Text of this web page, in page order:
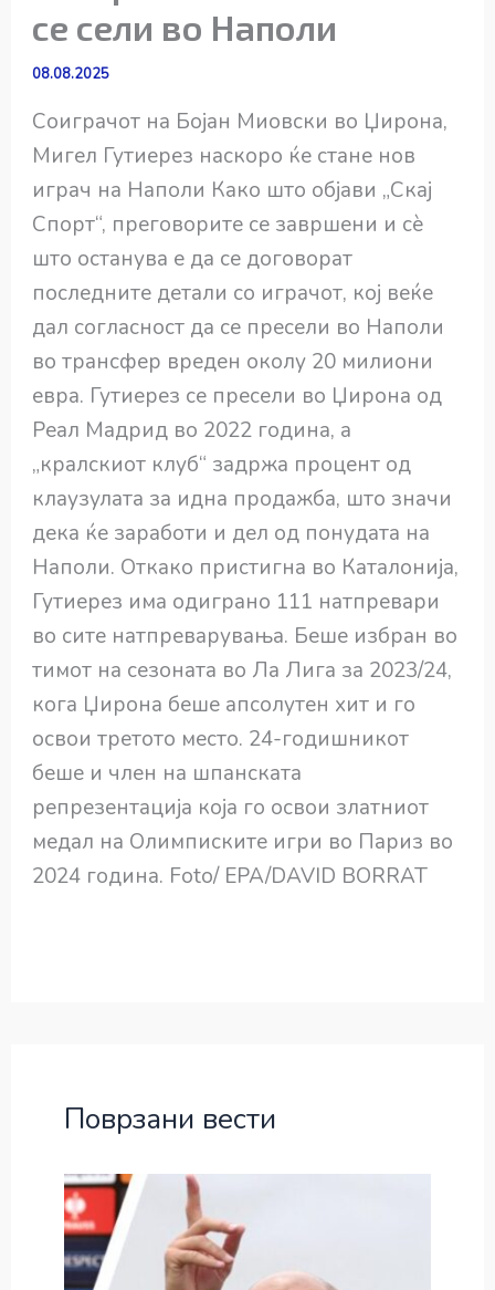
се сели во Наполи
08.08.2025
Соиграчот на Бојан Миовски во Џирона,
Мигел Гутиерез наскоро ќе стане нов
играч на Наполи Како што објави „Скај
Спорт“, преговорите се завршени и сè
што останува е да се договорат
последните детали со играчот, кој веќе
дал согласност да се пресели во Наполи
во трансфер вреден околу 20 милиони
евра. Гутиерез се пресели во Џирона од
Реал Мадрид во 2022 година, а
„кралскиот клуб“ задржа процент од
клаузулата за идна продажба, што значи
дека ќе заработи и дел од понудата на
Наполи. Откако пристигна во Каталонија,
Гутиерез има одиграно 111 натпревари
во сите натпреварувања. Беше избран во
тимот на сезоната во Ла Лига за 2023/24,
кога Џирона беше апсолутен хит и го
освои третото место. 24-годишникот
беше и член на шпанската
репрезентација која го освои златниот
медал на Олимписките игри во Париз во
2024 година. Foto/ EPA/DAVID BORRAT
Поврзани вести